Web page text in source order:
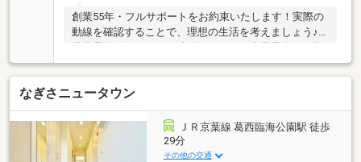
創業55年・フルサポートをお約束いたします！実際の
動線を確認することで、理想の生活を考えましょう♪
です・物件おすすめポイント・□大画面ＴＶも余裕、
インテリアプランが考えやすいワイドなリビング■お
子様のお留守番にも安心、訪問者を確認できるＴＶモ
ニタ・インタホン付き□全居室収納付きで「自分の物
は自分でしまう」が自然に身に付く間取り■浴室には
浴室乾燥機つき、湿気を排しカビ防止に大活躍。冬季
のヒートショック緩和に
なぎさニュータウン
ＪＲ京葉線 葛西臨海公園駅 徒歩
29分
その他の交通